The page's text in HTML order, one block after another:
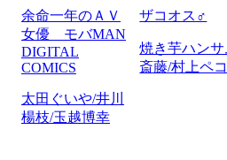
余命一年のＡＶ
女優 モバMAN
DIGITAL
COMICS
太田ぐいや/井川
楊枝/玉越博幸
ザコオス♂
焼き芋ハンサ
斎藤/村上ペコ